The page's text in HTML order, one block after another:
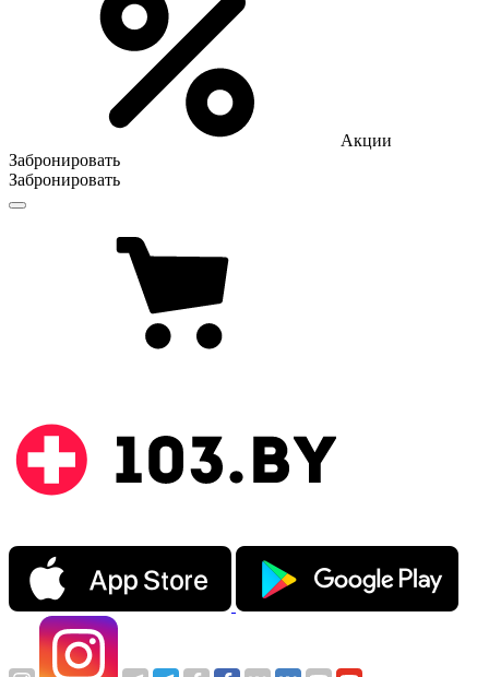
Акции
Забронировать
Забронировать